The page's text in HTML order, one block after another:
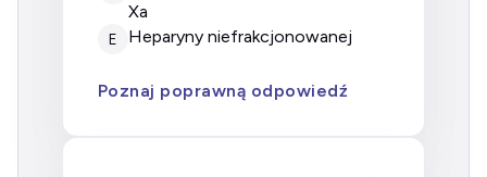
Xa
E heparyny niefrakcjonowanej
Poznaj poprawną odpowiedź